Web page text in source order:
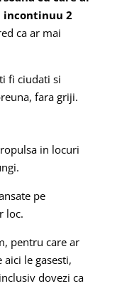
incontinuu 2
ca ar mai
fi ciudati si
fara griji.
in locuri
pe
loc.
pentru care ar
le gasesti,
dovezi ca